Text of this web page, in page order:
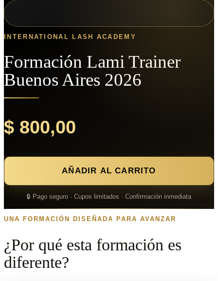
INTERNATIONAL LASH ACADEMY
Formación Lami Trainer
Buenos Aires 2026
$ 800,00
Formación
Buenos
AÑADIR AL CARRITO
🔒 Pago seguro · Cupos limitados · Confirmación inmediata
UNA FORMACIÓN DISEÑADA PARA AVANZAR
¿Por qué esta formación es
diferente?